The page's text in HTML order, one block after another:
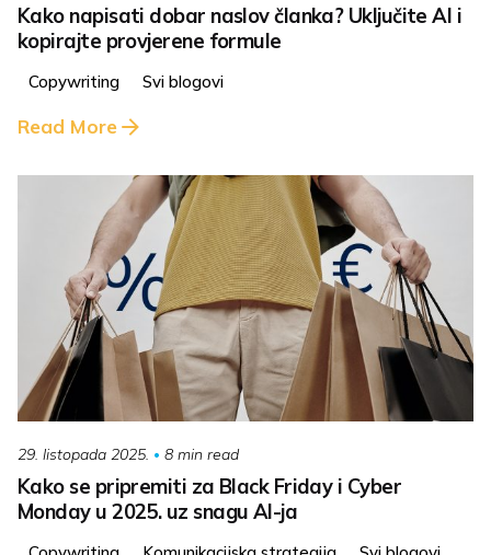
Kako napisati dobar naslov članka? Uključite AI i
kopirajte provjerene formule
Copywriting Svi blogovi
Read More
29. listopada 2025. 8 min read
Kako se pripremiti za Black Friday i Cyber
Monday u 2025. uz snagu AI-ja